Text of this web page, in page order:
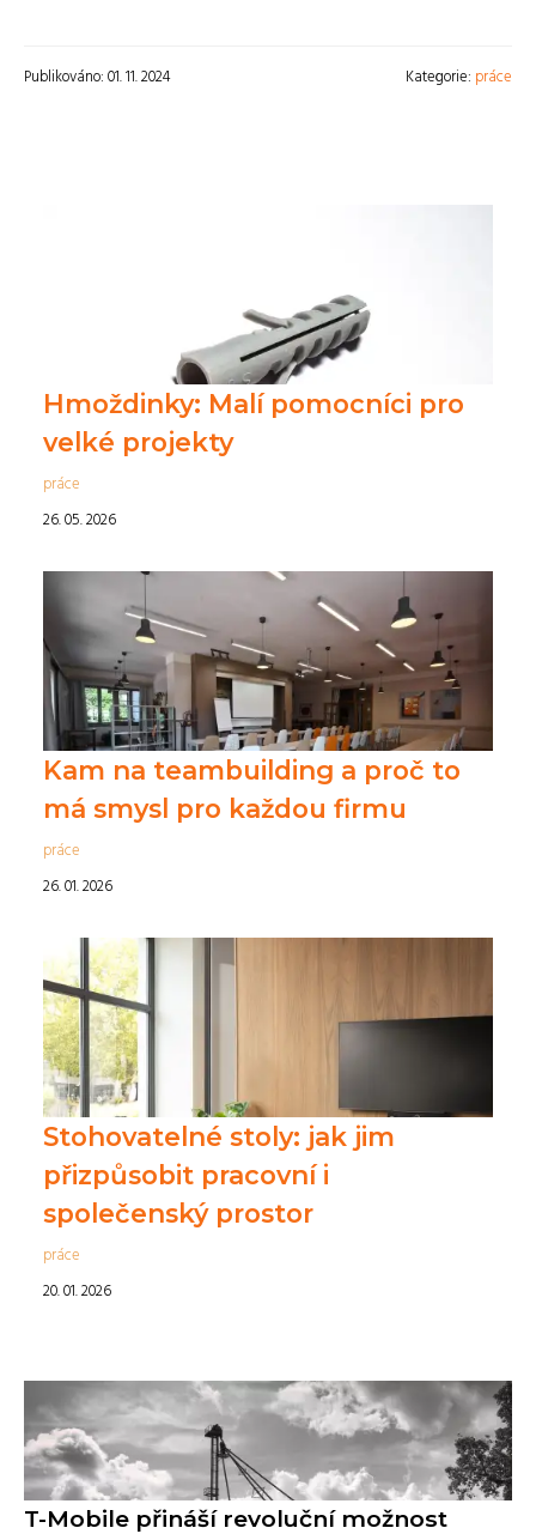
Publikováno: 01. 11. 2024 Kategorie: práce
Hmoždinky: Malí pomocníci pro
velké projekty
práce
26. 05. 2026
Kam na teambuilding a proč to
má smysl pro každou firmu
práce
26. 01. 2026
Stohovatelné stoly: jak jim
přizpůsobit pracovní i
společenský prostor
práce
20. 01. 2026
T-Mobile přináší revoluční možnost